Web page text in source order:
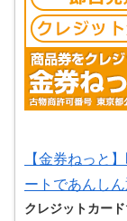
【金券ねっと
ートであんしん
クレジットカード